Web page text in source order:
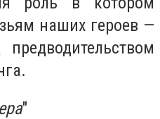
наших героев —
"